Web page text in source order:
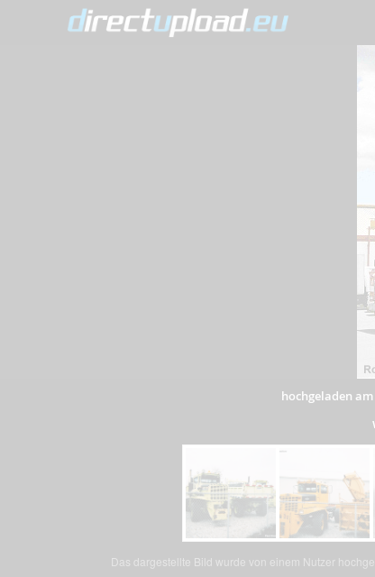
hochgeladen am
Das dargestellte Bild wurde von einem Nutzer